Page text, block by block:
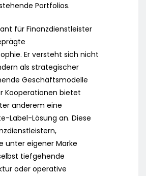
Portfolios.
für Finanzdienstleister
Er versteht sich nicht
als strategischer
Geschäftsmodelle
Kooperationen bietet
anderem eine
Label-Lösung an. Diese
unter eigener Marke
tiefgehende
oder operative